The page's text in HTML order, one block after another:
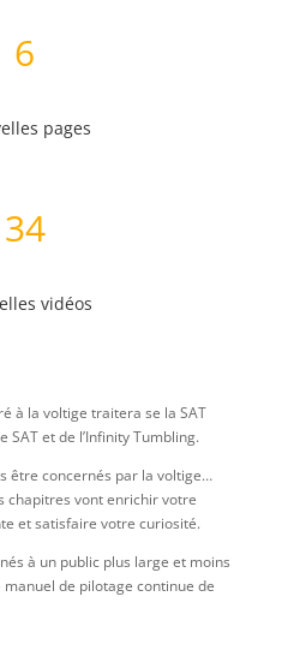
6
pages
34
vidéos
à la voltige traitera se la SAT
SAT et de l’Infinity Tumbling.
être concernés par la voltige…
chapitres vont enrichir votre
et satisfaire votre curiosité.
à un public plus large et moins
de pilotage continue de